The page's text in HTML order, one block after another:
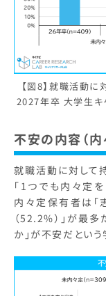
【図8】就職活動
2027年卒 大学生キ
不安の内容（内
就職活動に対して
「1つでも内々定
内々定保有者は「
（52.2%）」が最多
か」が不安だという